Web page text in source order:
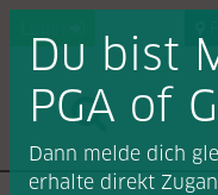
Du bist
PGA of
Dann melde dich
erhalte direkt